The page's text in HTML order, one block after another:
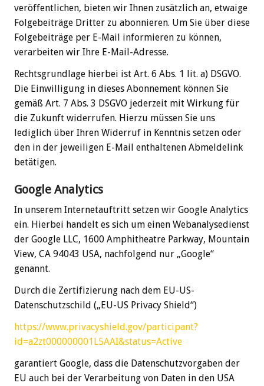
veröffentlichen, bieten wir Ihnen zusätzlich an, etwaige
Folgebeiträge Dritter zu abonnieren. Um Sie über diese
Folgebeiträge per E-Mail informieren zu können,
verarbeiten wir Ihre E-Mail-Adresse.
Rechtsgrundlage hierbei ist Art. 6 Abs. 1 lit. a) DSGVO.
Die Einwilligung in dieses Abonnement können Sie
gemäß Art. 7 Abs. 3 DSGVO jederzeit mit Wirkung für
die Zukunft widerrufen. Hierzu müssen Sie uns
lediglich über Ihren Widerruf in Kenntnis setzen oder
den in der jeweiligen E-Mail enthaltenen Abmeldelink
betätigen.
Google Analytics
In unserem Internetauftritt setzen wir Google Analytics
ein. Hierbei handelt es sich um einen Webanalysedienst
der Google LLC, 1600 Amphitheatre Parkway, Mountain
View, CA 94043 USA, nachfolgend nur „Google“
genannt.
Durch die Zertifizierung nach dem EU-US-
Datenschutzschild („EU-US Privacy Shield“)
https://www.privacyshield.gov/participant?
id=a2zt000000001L5AAI&status=Active
garantiert Google, dass die Datenschutzvorgaben der
EU auch bei der Verarbeitung von Daten in den USA